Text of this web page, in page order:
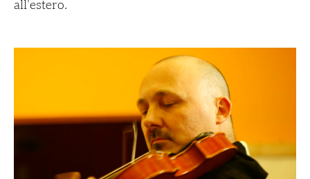
all’estero.